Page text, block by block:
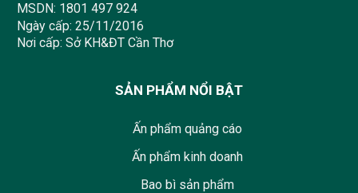
MSDN: 1801 497 924
Ngày cấp: 25/11/2016
Nơi cấp: Sở KH&ĐT Cần Thơ
SẢN PHẨM NỔI BẬT
Ấn phẩm quảng cáo
Ấn phẩm kinh doanh
Bao bì sản phẩm